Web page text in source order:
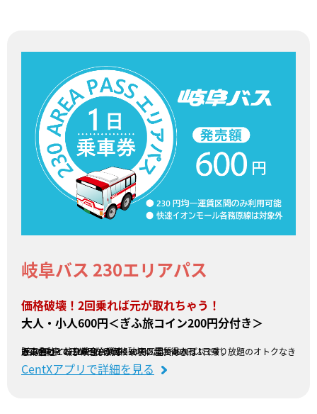
岐阜バス 230エリアパス
価格破壊！2回乗れば元が取れちゃう！
大人・小人600円＜ぎふ旅コイン200円分付き＞
その名のとおり岐阜バスの230円区間であれば1日乗り放題のオトクなきっぷ✨
ぎふ旅コイン200円分が付くので、実質400円！
2回の乗車で元がとれる価格破壊の超お得きっぷです。
販売会社：岐阜乗合自動車
CentXアプリで詳細を見る